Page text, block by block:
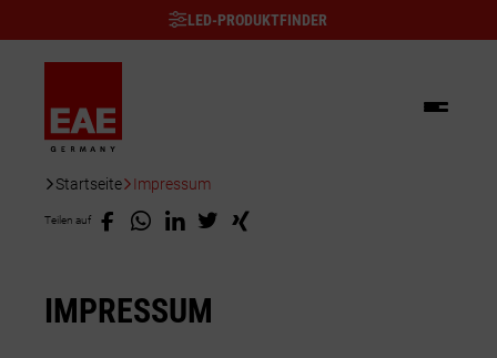
LED-PRODUKTFINDER
Beleuchtung
Anbauleuchten
Außenleuchten
Server/Schaltschränke
Startseite Impressum
Teilen auf
IMPRESSUM